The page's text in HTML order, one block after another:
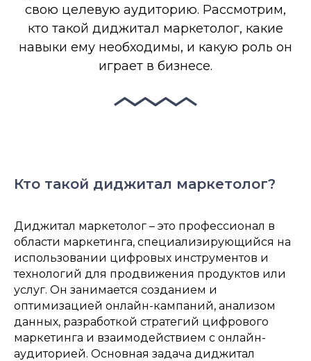
свою целевую аудиторию. Рассмотрим,
кто такой диджитал маркетолог, какие
навыки ему необходимы, и какую роль он
играет в бизнесе.
Кто такой диджитал маркетолог?
Диджитал маркетолог – это профессионал в
области маркетинга, специализирующийся на
использовании цифровых инструментов и
технологий для продвижения продуктов или
услуг. Он занимается созданием и
оптимизацией онлайн-кампаний, анализом
данных, разработкой стратегий цифрового
маркетинга и взаимодействием с онлайн-
аудиторией. Основная задача диджитал